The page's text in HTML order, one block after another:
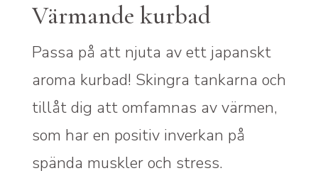
Värmande kurbad
Passa på att njuta av ett japanskt
aroma kurbad! Skingra tankarna och
tillåt dig att omfamnas av värmen,
som har en positiv inverkan på
spända muskler och stress.